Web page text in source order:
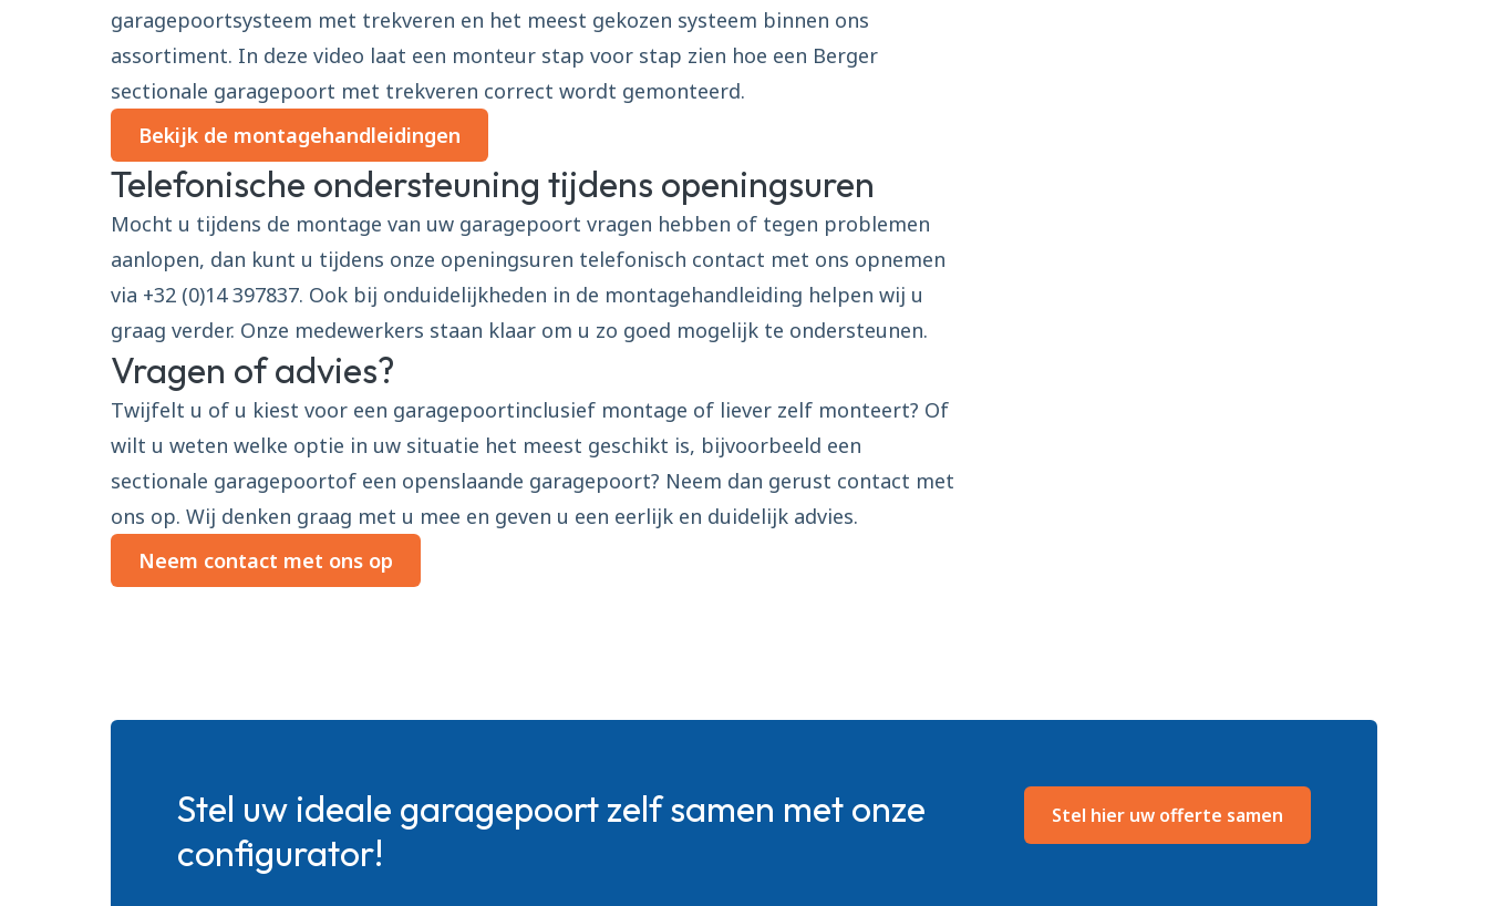
garagepoortsysteem met trekveren en het meest gekozen systeem binnen ons
assortiment. In deze video laat een monteur stap voor stap zien hoe een Berger
sectionale garagepoort met trekveren correct wordt gemonteerd.
Bekijk de montagehandleidingen
Telefonische ondersteuning tijdens openingsuren
Mocht u tijdens de montage van uw garagepoort vragen hebben of tegen problemen
aanlopen, dan kunt u tijdens onze openingsuren telefonisch contact met ons opnemen
via +32 (0)14 397837. Ook bij onduidelijkheden in de montagehandleiding helpen wij u
graag verder. Onze medewerkers staan klaar om u zo goed mogelijk te ondersteunen.
Vragen of advies?
Twijfelt u of u kiest voor een garagepoortinclusief montage of liever zelf monteert? Of
wilt u weten welke optie in uw situatie het meest geschikt is, bijvoorbeeld een
sectionale garagepoortof een openslaande garagepoort? Neem dan gerust contact met
ons op. Wij denken graag met u mee en geven u een eerlijk en duidelijk advies.
Neem contact met ons op
Stel uw ideale garagepoort zelf samen met onze
configurator!
Stel hier uw offerte samen